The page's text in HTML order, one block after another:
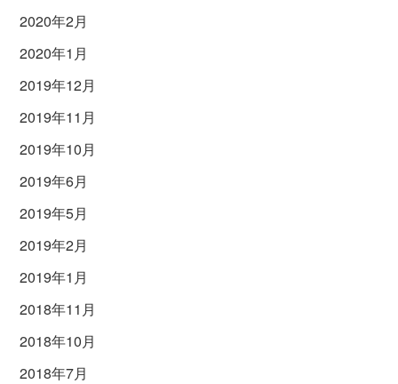
2020年2月
2020年1月
2019年12月
2019年11月
2019年10月
2019年6月
2019年5月
2019年2月
2019年1月
2018年11月
2018年10月
2018年7月